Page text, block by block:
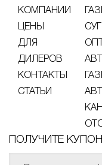
КОМПАНИИ
ЦЕНЫ
ДЛЯ
ДИЛЕРОВ
КОНТАКТЫ
СТАТЬИ
СУГ
ПОЛУЧИТЕ